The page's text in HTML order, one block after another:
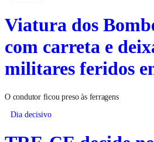
Viatura dos
com carreta e
O condutor ficou preso às ferragens